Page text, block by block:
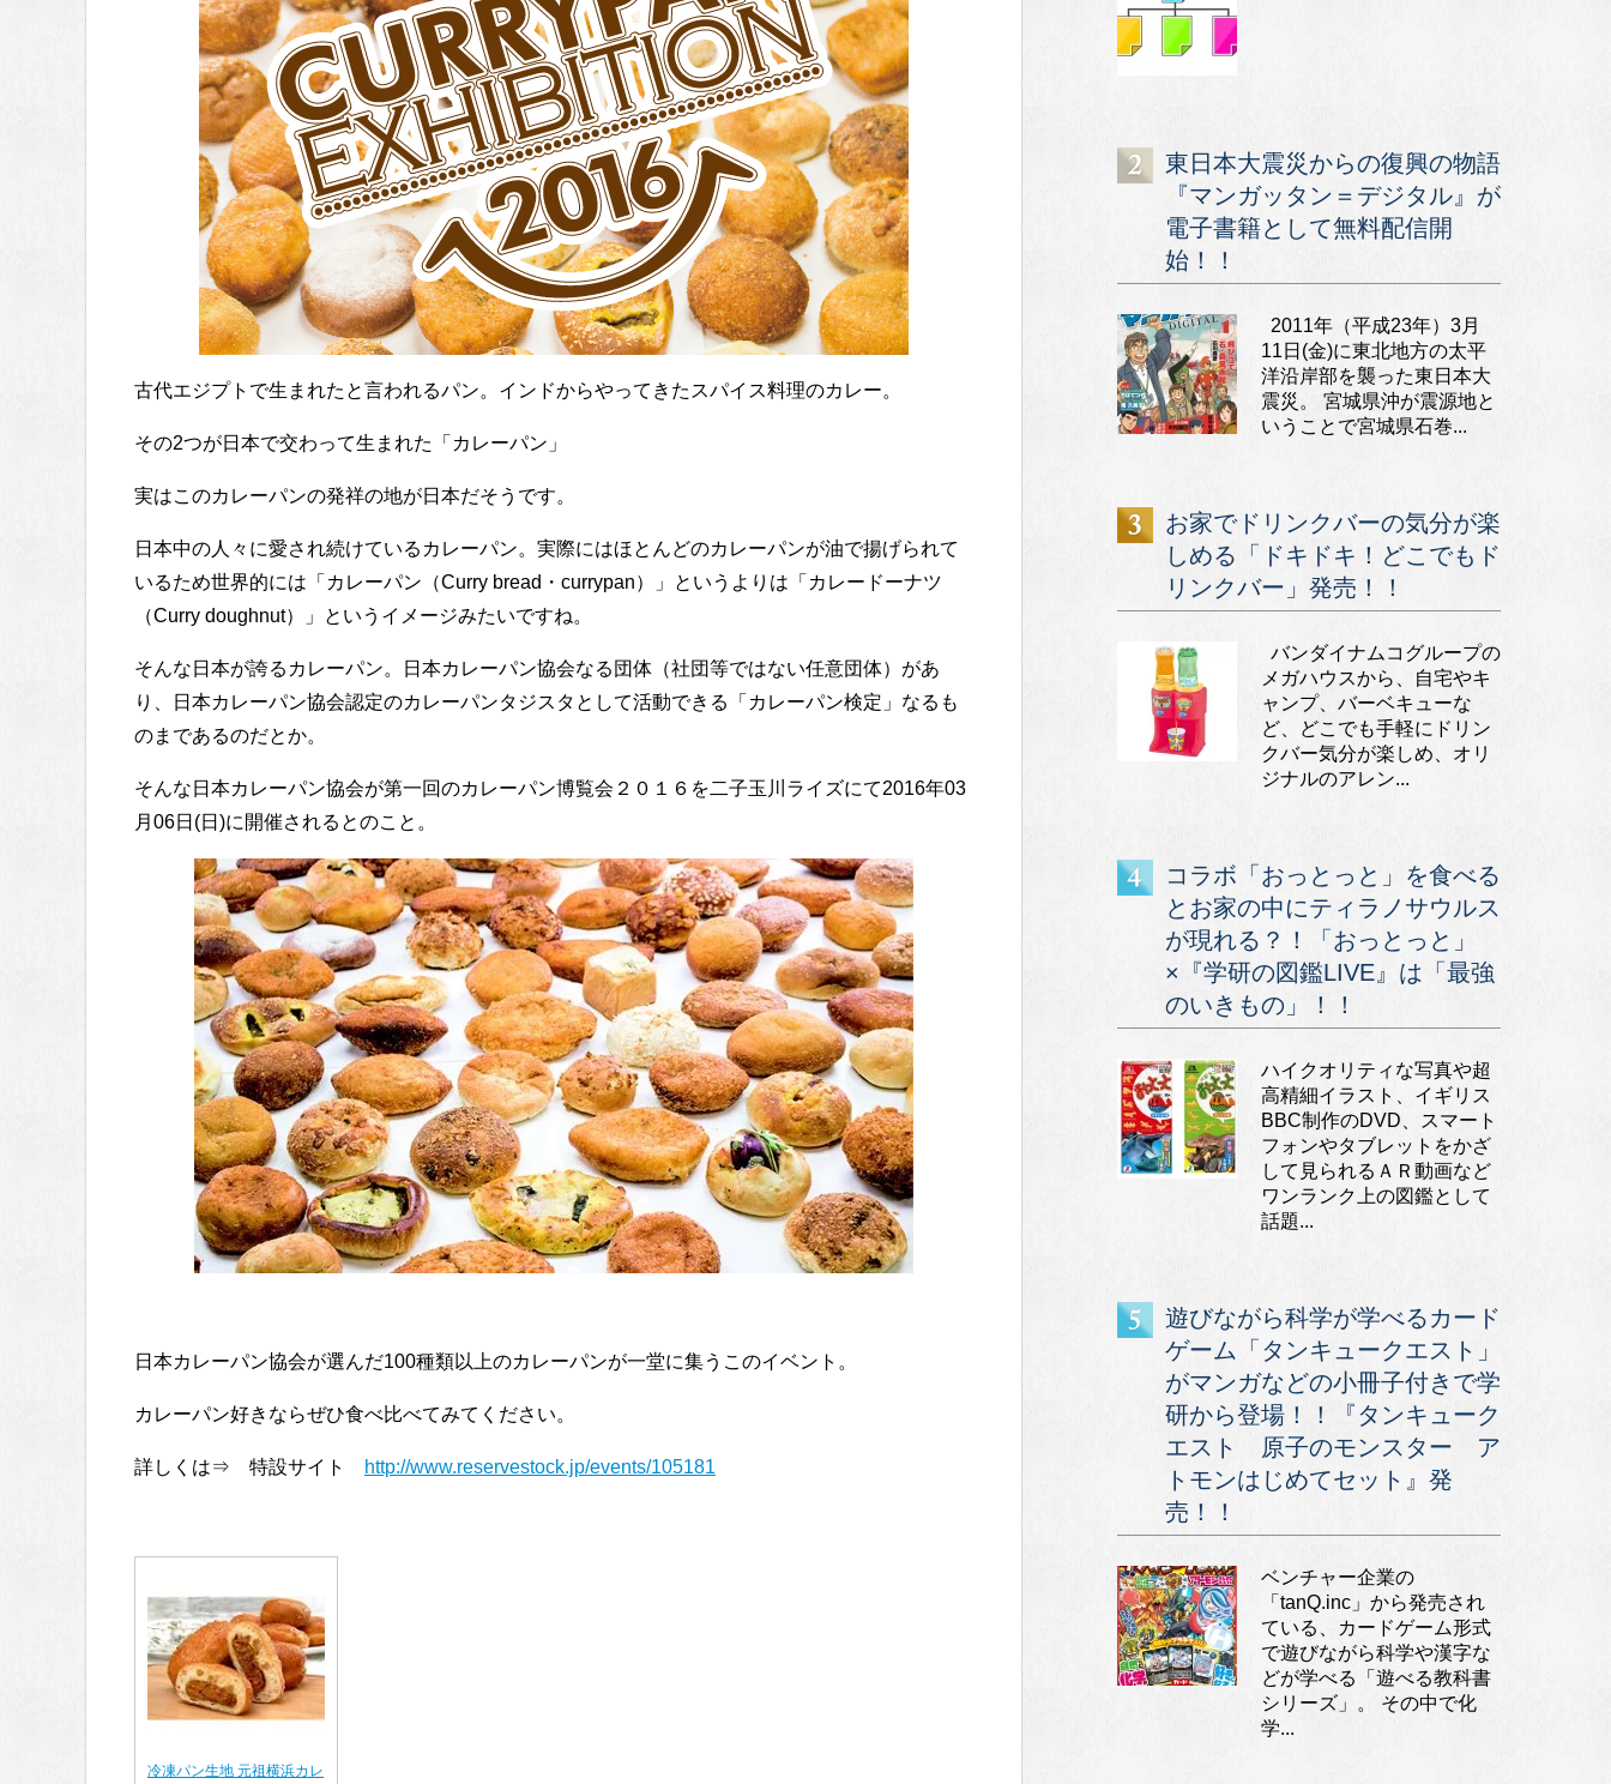
古代エジプトで生まれたと言われるパン。インドからやってきたスパイス料理のカレー。
その2つが日本で交わって生まれた「カレーパン」
実はこのカレーパンの発祥の地が日本だそうです。
日本中の人々に愛され続けているカレーパン。実際にはほとんどのカレーパンが油で揚げられて
いるため世界的には「カレーパン（Curry bread・currypan）」というよりは「カレードーナツ
（Curry doughnut）」というイメージみたいですね。
そんな日本が誇るカレーパン。日本カレーパン協会なる団体（社団等ではない任意団体）があ
り、日本カレーパン協会認定のカレーパンタジスタとして活動できる「カレーパン検定」なるも
のまであるのだとか。
そんな日本カレーパン協会が第一回のカレーパン博覧会２０１６を二子玉川ライズにて2016年03
月06日(日)に開催されるとのこと。
日本カレーパン協会が選んだ100種類以上のカレーパンが一堂に集うこのイベント。
カレーパン好きならぜひ食べ比べてみてください。
詳しくは⇒ 特設サイト http://www.reservestock.jp/events/105181
冷凍パン生地 元祖横浜カレ
東日本大震災からの復興の物語
『マンガッタン＝デジタル』が
電子書籍として無料配信開
始！！
2011年（平成23年）3月
11日(金)に東北地方の太平
洋沿岸部を襲った東日本大
震災。 宮城県沖が震源地と
いうことで宮城県石巻...
お家でドリンクバーの気分が楽
しめる「ドキドキ！どこでもド
リンクバー」発売！！
バンダイナムコグループの
メガハウスから、自宅やキ
ャンプ、バーベキューな
ど、どこでも手軽にドリン
クバー気分が楽しめ、オリ
ジナルのアレン...
コラボ「おっとっと」を食べる
とお家の中にティラノサウルス
が現れる？！「おっとっと」
×『学研の図鑑LIVE』は「最強
のいきもの」！！
ハイクオリティな写真や超
高精細イラスト、イギリス
BBC制作のDVD、スマート
フォンやタブレットをかざ
して見られるＡＲ動画など
ワンランク上の図鑑として
話題...
遊びながら科学が学べるカード
ゲーム「タンキュークエスト」
がマンガなどの小冊子付きで学
研から登場！！『タンキューク
エスト 原子のモンスター ア
トモンはじめてセット』発
売！！
ベンチャー企業の
「tanQ.inc」から発売され
ている、カードゲーム形式
で遊びながら科学や漢字な
どが学べる「遊べる教科書
シリーズ」。 その中で化
学...